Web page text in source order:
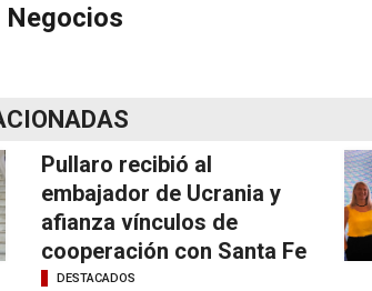
Negocios
Pullaro recibió al
embajador de Ucrania y
afianza vínculos de
cooperación con Santa Fe
DESTACADOS